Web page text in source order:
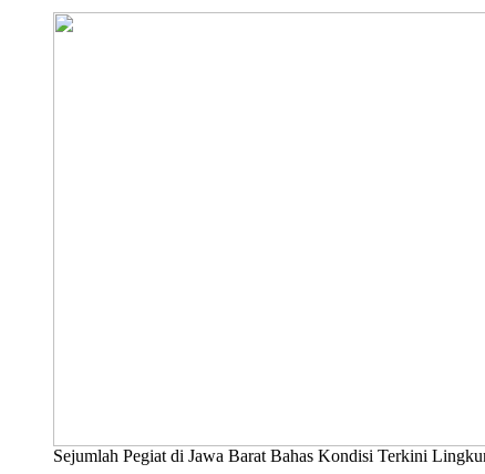
Sejumlah Pegiat di Jawa Barat Bahas Kondisi Terkini